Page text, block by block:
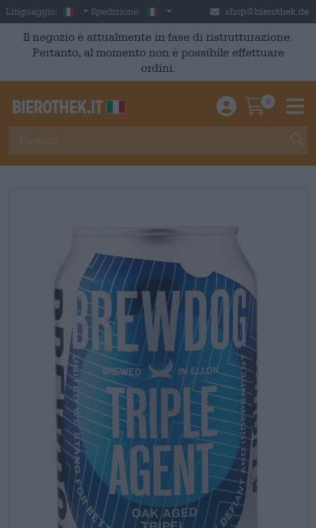
Skip to main content
Linguaggio: Italian
Spedizione: Italia shop@bierothek.de
Il negozio è attualmente in fase di ristrutturazione.
Pertanto, al momento non è possibile effettuare
ordini.
Einloggen /
0